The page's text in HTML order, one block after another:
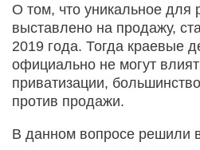
О том, что уникальное для
выставлено на продажу,
2019 года. Тогда краевые
официально не могут
приватизации,
против продажи.
В данном вопросе решили